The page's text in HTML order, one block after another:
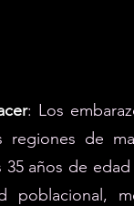
: Los
de
años de
poblacional,